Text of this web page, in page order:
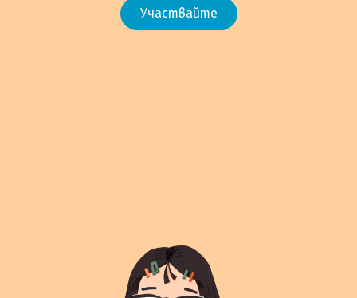
Участвайте